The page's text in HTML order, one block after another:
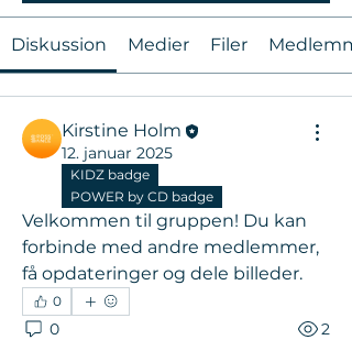
Diskussion Medier Filer
Kirstine Holm
12. januar 2025
KIDZ badge
POWER by CD badge
Velkommen til gruppen! Du kan
forbinde med andre medlemmer,
få opdateringer og dele billeder.
0
0 2